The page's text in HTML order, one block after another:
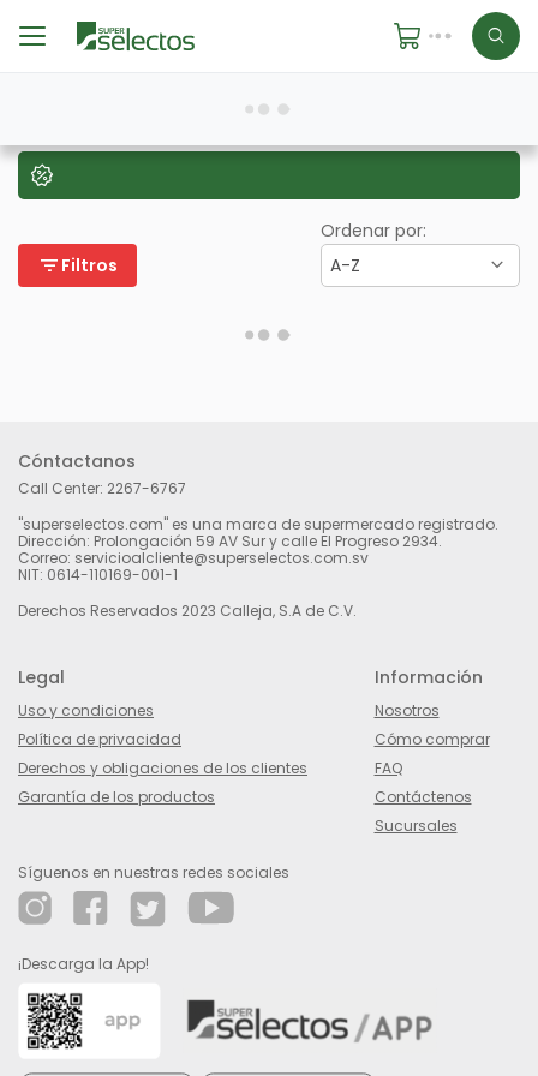
filter_list Filtros
Ordenar por:
A-Z
Cóntactanos
Call Center: 2267-6767
"superselectos.com" es una marca de supermercado registrado.
Dirección: Prolongación 59 AV Sur y calle El Progreso 2934.
Correo: servicioalcliente@superselectos.com.sv
NIT: 0614-110169-001-1
Derechos Reservados 2023 Calleja, S.A de C.V.
Legal
Uso y condiciones
Política de privacidad
Derechos y obligaciones de los clientes
Garantía de los productos
Información
Nosotros
Cómo comprar
FAQ
Contáctenos
Sucursales
Síguenos en nuestras redes sociales
¡Descarga la App!